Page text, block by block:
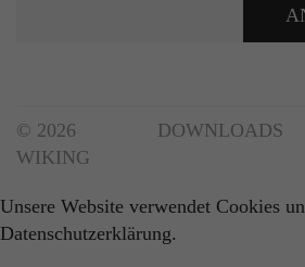
© 2026
WIKING
DOWNLOADS
Unsere Website verwendet Cookies
Datenschutzerklärung.